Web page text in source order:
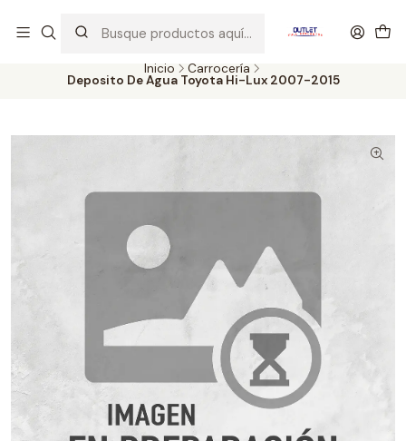
probados con altos estándares de calidad.
Inicio Carrocería
Deposito De Agua Toyota Hi-Lux 2007-2015